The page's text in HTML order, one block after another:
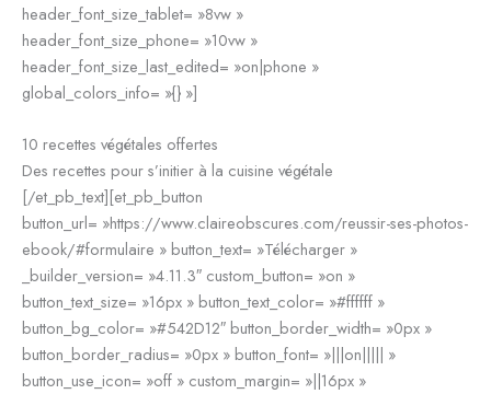
header_font_size_tablet= »8vw »
header_font_size_phone= »10vw »
header_font_size_last_edited= »on|phone »
global_colors_info= »{} »]
10 recettes végétales offertes
Des recettes pour s’initier à la cuisine végétale
[/et_pb_text][et_pb_button
button_url= »https://www.claireobscures.com/reussir-ses-photos-
ebook/#formulaire » button_text= »Télécharger »
_builder_version= »4.11.3″ custom_button= »on »
button_text_size= »16px » button_text_color= »#ffffff »
button_bg_color= »#542D12″ button_border_width= »0px »
button_border_radius= »0px » button_font= »|||on||||| »
button_use_icon= »off » custom_margin= »||16px »